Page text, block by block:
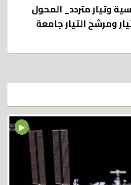
وتيار متردد_ المحول
ومرشح التيار جامعة